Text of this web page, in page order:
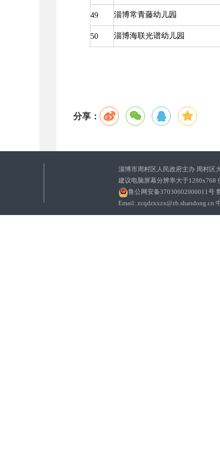
49 淄博常青藤幼儿园
50 淄博海联光谱幼儿园
分享：
淄博市周村区人民政府主办 周村区
建议电脑屏幕分辨率大于1280x768
鲁公网安备37030602000011号
Email: zcqdzxxzx@zb.shandong.cn